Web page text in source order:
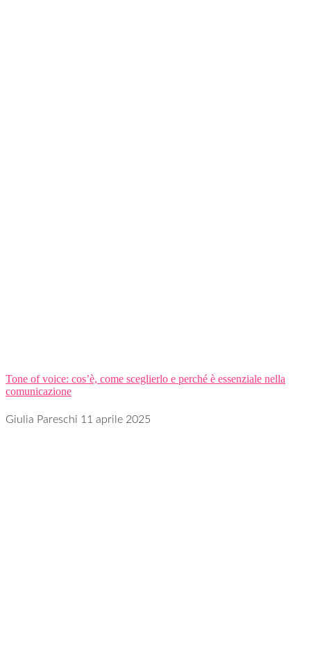
Tone of voice: cos’è, come sceglierlo e perché è essenziale nella
comunicazione
Giulia Pareschi 11 aprile 2025